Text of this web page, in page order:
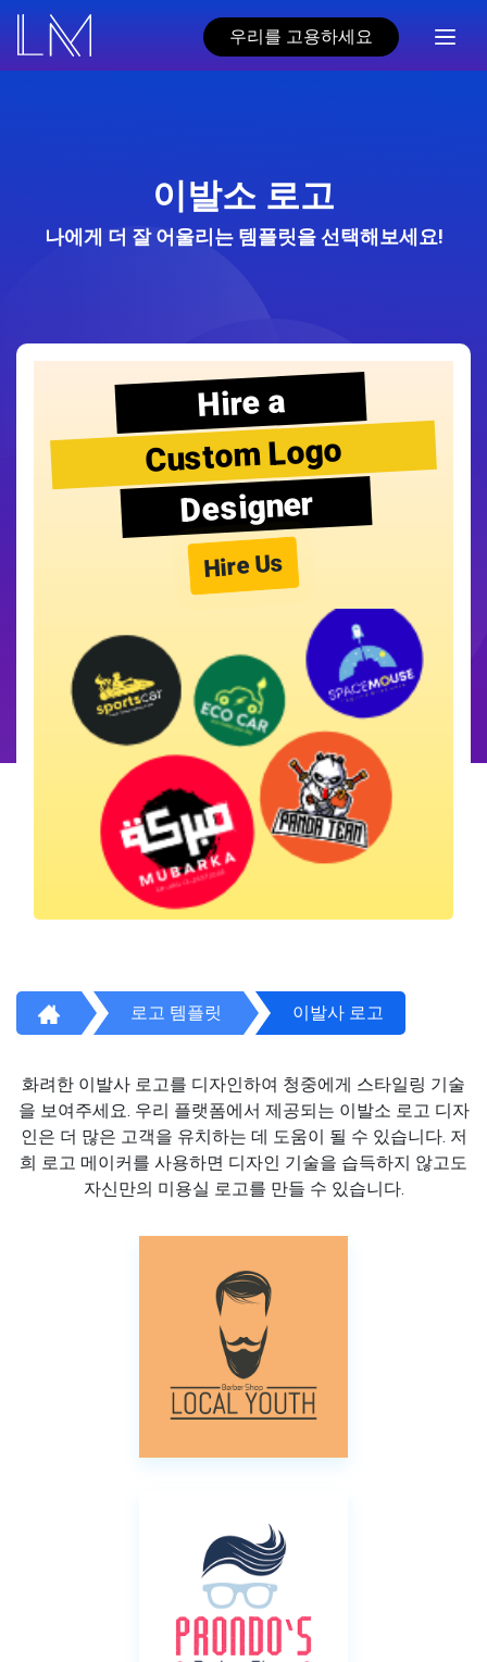
우리를 고용하세요
이발소 로고
나에게 더 잘 어울리는 템플릿을 선택해보세요!
Hire a
Custom Logo
Designer
Hire Us
로고 템플릿 이발사 로고
화려한 이발사 로고를 디자인하여 청중에게 스타일링 기술
을 보여주세요. 우리 플랫폼에서 제공되는 이발소 로고 디자
인은 더 많은 고객을 유치하는 데 도움이 될 수 있습니다. 저
희 로고 메이커를 사용하면 디자인 기술을 습득하지 않고도
자신만의 미용실 로고를 만들 수 있습니다.